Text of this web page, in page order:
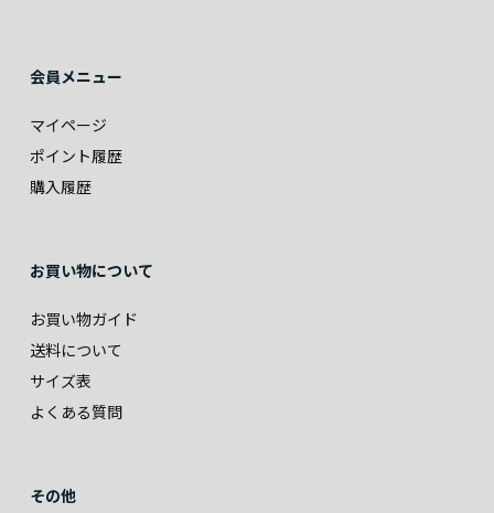
会員メニュー
マイページ
ポイント履歴
購入履歴
お買い物について
お買い物ガイド
送料について
サイズ表
よくある質問
その他